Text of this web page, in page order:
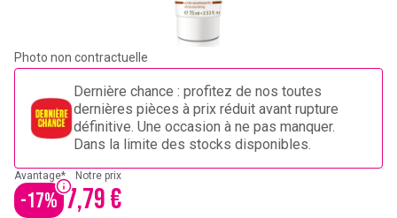
Photo non contractuelle
Dernière chance : profitez de nos toutes
dernières pièces à prix réduit avant rupture
définitive. Une occasion à ne pas manquer.
Dans la limite des stocks disponibles.
Avantage*
-17%
Notre prix
7,79 €